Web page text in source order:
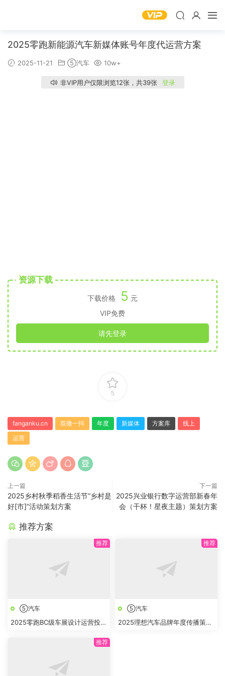
2025零跑新能源汽车新媒体账号年度代运营方案
2025-11-21 ⑤汽车 10w+
非VIP用户仅限浏览12张，共39张 登录
资源下载
下载价格 5 元
VIP免费
请先登录
5
fanganku.cn 双微一抖 年度 新媒体 方案库
线上
运营
上一篇
2025乡村秋季稻香生活节“乡村是
好[市]”活动策划方案
下一篇
2025兴业银行数字运营部新春年
会（干杯！星夜主题）策划方案
推荐方案
⑤汽车
2025零跑BC级车展设计运营投标
⑤汽车
2025理想汽车品牌年度传播策略